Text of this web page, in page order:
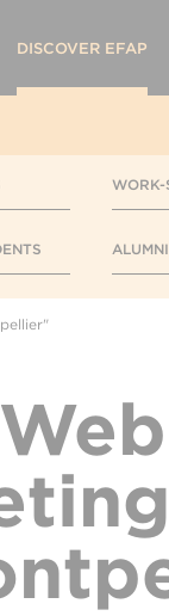
DISCOVER EFAP
WORK-